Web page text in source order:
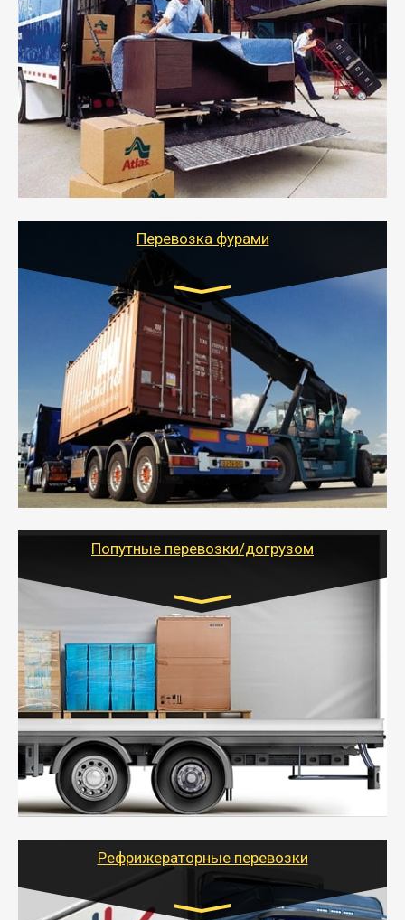
Газель: 1,5 и 3 тонны
от 5000 руб.
- Служебный или военный переезд может быть на
отдельном авто или догрузом (по меньшей
стоимости).
- Тайгер Логистик подберет автотранспорт, быстро и
качественно организует переезд к новому месту
службы или работы с гарантией сохранности груза и
оформлением документов, подтверждающих
Перевозка фурами
Транспорт:
Еврофура Тент от 5 до 10 тонн
грузоподъемность
от 10 000 руб. Возможен догруз
- Доставка фурой до 20 т возможна для больших
объемов грузов, упакованных в коробки, мешки,
паллеты и россыпью в самые отдаленные места
России с гарантией полной сохранности.
- Тайгер Логистик предоставляет услуги по
грузоперевозкам для физических и юридических лиц
Попутные перевозки/догрузом
Транспорт:
Газель (1,5 и 3 тонны), Бычок, Еврофура от 5 до
10 тонн
от 5000 руб. Возможен догруз
- Экономный способ доставить вещи от 200 кг в
другой город - догрузом или попутно. Попутные
грузоперевозки для физлиц, ИП и юрлиц обходятся
дешевле.
- Тайгер Логистик организует доставку
крупногабаритных и личных вещей по нужному
для погрузочно-разгрузочных работ при перевозке.
Рефрижераторные перевозки